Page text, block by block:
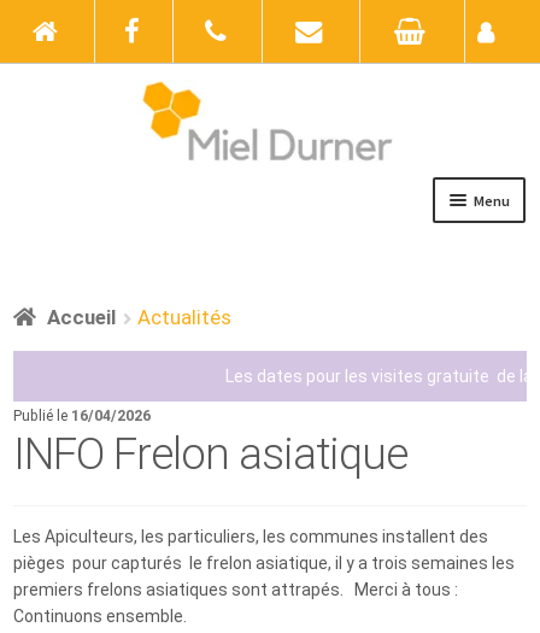
Menu
Boutique
Actualités
Contact
Accueil Actualités
Les dates pour les visites gratuite de la
Publié le 16/04/2026
INFO Frelon asiatique
Les Apiculteurs, les particuliers, les communes installent des
pièges pour capturés le frelon asiatique, il y a trois semaines les
premiers frelons asiatiques sont attrapés. Merci à tous :
Continuons ensemble.